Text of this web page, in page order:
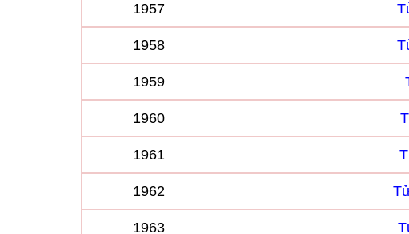
1957
1958
1959
1960
1961
1962
1963